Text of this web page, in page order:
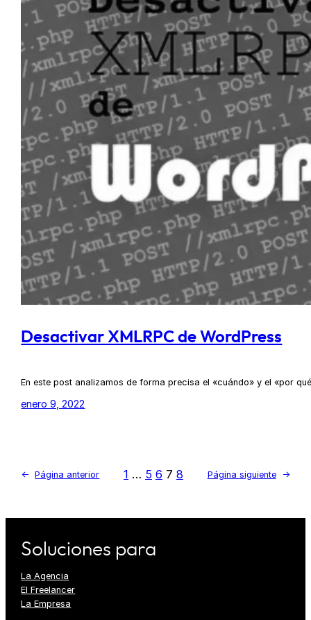
Desactivar XMLRPC de WordPress
En este post analizamos de forma precisa el «cuándo» y el «por
enero 9, 2022
← Página anterior 1 … 5 6 7 8 Página siguiente →
Soluciones para
La Agencia
El Freelancer
La Empresa